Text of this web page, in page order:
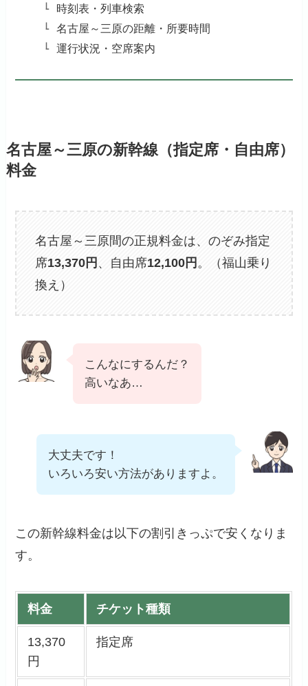
時刻表・列車検索
名古屋～三原の距離・所要時間
運行状況・空席案内
名古屋～三原の新幹線（指定席・自由席）
料金
名古屋～三原間の正規料金は、のぞみ指定
席13,370 円 、自由席12,100円 。（福山乗り
換え）
こんなにするんだ？
高いなあ…
大丈夫です！
いろいろ安い方法がありますよ。
この新幹線料金は以下の割引きっぷで安くなりま
す。
料金 チケット種類
13,370
円
指定席